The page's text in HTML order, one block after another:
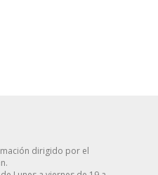
dirigido por el